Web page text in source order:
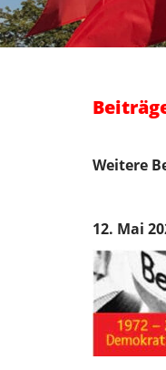
Weitere
12. Mai